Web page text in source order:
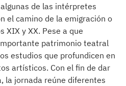
de las intérpretes
el camino de la emigración o
XIX y XX. Pese a que
patrimonio teatral
estudios que profundicen en
artísticos. Con el fin de dar
la jornada reúne diferentes